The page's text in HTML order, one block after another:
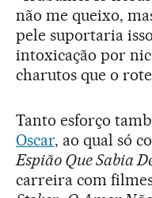
não me queixo,
pele suportaria
intoxicação por
charutos que o
Tanto esforço
Oscar, ao qual só
Espião Que Sabia
carreira com